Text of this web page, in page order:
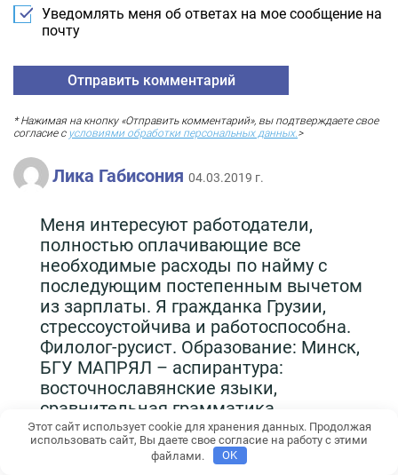
Уведомлять меня об ответах на мое сообщение на
почту
* Нажимая на кнопку «Отправить комментарий», вы подтверждаете свое
согласие с условиями обработки персональных данных. >
Лика Габисония 04.03.2019 г.
Меня интересуют работодатели,
полностью оплачивающие все
необходимые расходы по найму с
последующим постепенным вычетом
из зарплаты. Я гражданка Грузии,
стрессоустойчива и работоспособна.
Филолог-русист. Образование: Минск,
БГУ МАПРЯЛ – аспирантура:
восточнославянские языки,
сравнительная грамматика
восточнославянских языков; Ешко –
туризм, менеджмент, бизнес. Основы
турецкого языка МИД Грузии, спецкурс
Этот сайт использует cookie для хранения данных. Продолжая
использовать сайт, Вы даете свое согласие на работу с этими
файлами.
OK